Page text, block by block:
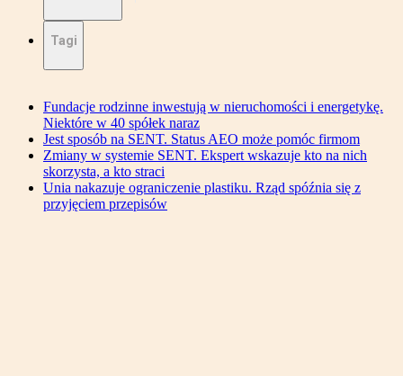
Tagi
Fundacje rodzinne inwestują w nieruchomości i energetykę.
Niektóre w 40 spółek naraz
Jest sposób na SENT. Status AEO może pomóc firmom
Zmiany w systemie SENT. Ekspert wskazuje kto na nich
skorzysta, a kto straci
Unia nakazuje ograniczenie plastiku. Rząd spóźnia się z
przyjęciem przepisów